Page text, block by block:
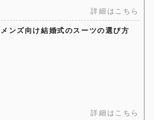
詳細はこちら
メンズ向け結婚式のスーツの選び方
詳細はこちら